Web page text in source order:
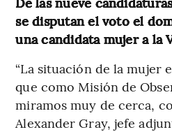
se disputan el voto el
una candidata mujer a la
“La situación de la mujer
que como Misión de
miramos muy de cerca,
Alexander Gray, jefe